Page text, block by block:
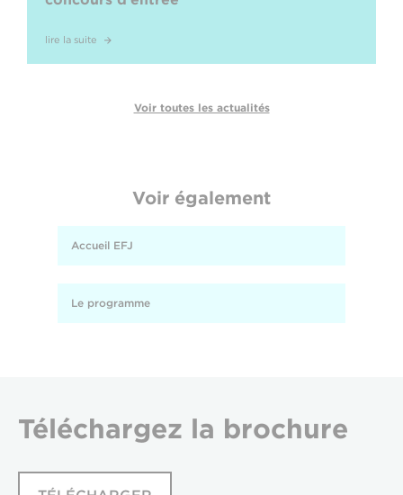
lire la suite
Voir toutes les actualités
Voir également
Accueil EFJ
Le programme
Téléchargez la brochure